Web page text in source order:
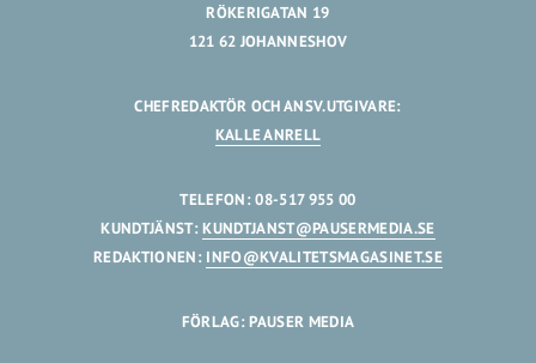
RÖKERIGATAN 19
121 62 JOHANNESHOV
CHEFREDAKTÖR OCH ANSV.UTGIVARE:
KALLE ANRELL
TELEFON: 08-517 955 00
KUNDTJÄNST:KUNDTJANST@PAUSERMEDIA.SE
REDAKTIONEN: INFO@KVALITETSMAGASINET.SE
FÖRLAG: PAUSER MEDIA